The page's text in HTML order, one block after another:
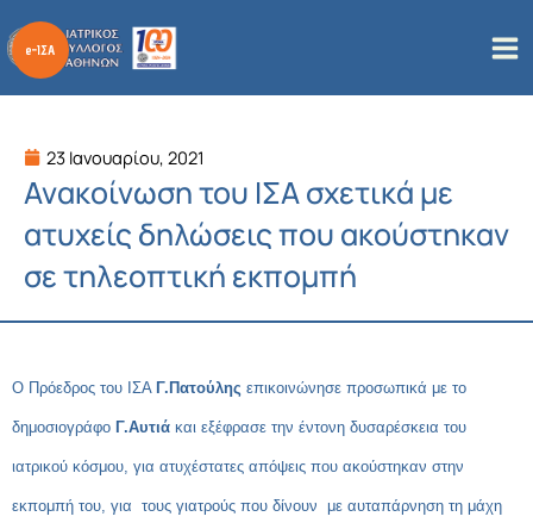
στο
περιεχόμενο
23 Ιανουαρίου, 2021
Ανακοίνωση του ΙΣΑ σχετικά με
ατυχείς δηλώσεις που ακούστηκαν
σε τηλεοπτική εκπομπή
Ο Πρόεδρος του ΙΣΑ Γ.Πατούλης επικοινώνησε προσωπικά με το
δημοσιογράφο Γ.Αυτιά και εξέφρασε την έντονη δυσαρέσκεια του
ιατρικού κόσμου, για ατυχέστατες απόψεις που ακούστηκαν στην
εκπομπή του, για τους γιατρούς που δίνουν με αυταπάρνηση τη μάχη